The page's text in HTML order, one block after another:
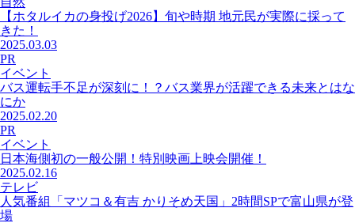
【ホタルイカの身投げ2026】旬や時期 地元民が実際に採って
きた！
2025.03.03
PR
イベント
バス運転手不足が深刻に！？バス業界が活躍できる未来とはな
にか
2025.02.20
PR
イベント
日本海側初の一般公開！特別映画上映会開催！
2025.02.16
テレビ
人気番組「マツコ＆有吉 かりそめ天国」2時間SPで富山県が登
場